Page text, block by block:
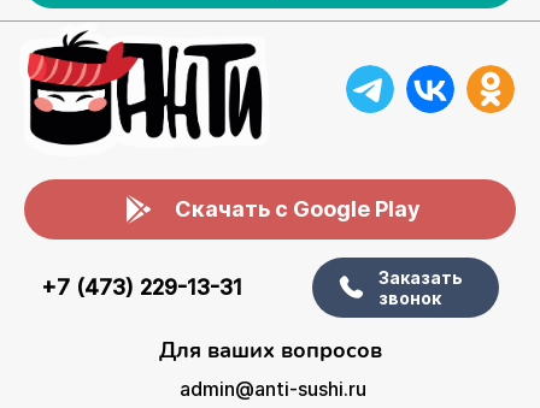
Скачать с Google Play
+7 (473) 229-13-31
Заказать
звонок
Для ваших вопросов
admin@anti-sushi.ru